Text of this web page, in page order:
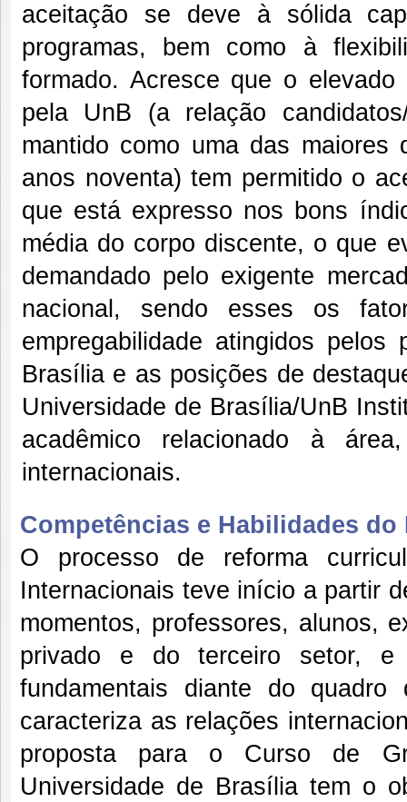
aceitação se deve à sólida
programas, bem como à
formado. Acresce que o
pela UnB (a relação
mantido como uma das
anos noventa) tem permitido o
que está expresso nos bons
média do corpo discente, o que
demandado pelo exigente
nacional, sendo esses os
empregabilidade atingidos pelos
Brasília e as posições de
Universidade de Brasília/UnB
acadêmico relacionado à
internacionais.
Competências e Habilidades
O processo de reforma
Internacionais teve início a partir
momentos, professores, alunos,
privado e do terceiro setor, e
fundamentais diante do
caracteriza as relações
proposta para o Curso de
Universidade de Brasília tem o